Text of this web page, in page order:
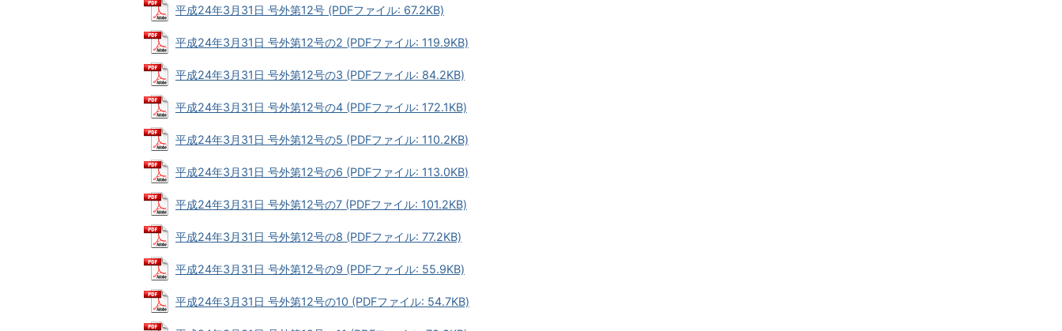
平成24年3月31日 号外第12号 (PDFファイル: 67.2KB)
平成24年3月31日 号外第12号の2 (PDFファイル: 119.9KB)
平成24年3月31日 号外第12号の3 (PDFファイル: 84.2KB)
平成24年3月31日 号外第12号の4 (PDFファイル: 172.1KB)
平成24年3月31日 号外第12号の5 (PDFファイル: 110.2KB)
平成24年3月31日 号外第12号の6 (PDFファイル: 113.0KB)
平成24年3月31日 号外第12号の7 (PDFファイル: 101.2KB)
平成24年3月31日 号外第12号の8 (PDFファイル: 77.2KB)
平成24年3月31日 号外第12号の9 (PDFファイル: 55.9KB)
平成24年3月31日 号外第12号の10 (PDFファイル: 54.7KB)